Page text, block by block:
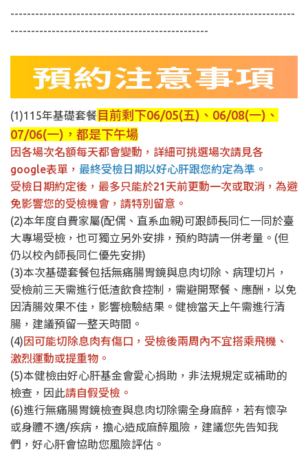
---------------------------------------------------------------------
------------------------------------------------
(1)115年基礎套餐目前剩下06/05(五)、06/08(一)、
07/06(一)，都是下午場
因各場次名額每天都會變動，詳細可挑選場次請見各
google表單， 最終受檢日期以好心肝跟您約定為準。
受檢日期約定後，最多只能於21天前更動一次或取消，為避
免影響您的受檢機會，請特別留意。
(2)本年度自費家屬(配偶、直系血親)可跟師長同仁一同於臺
大專場受檢，也可獨立另外安排，預約時請一併考量。(但
仍以校內師長同仁優先安排)
(3)本次基礎套餐包括無痛腸胃鏡與息肉切除、病理切片，
受檢前三天需進行低渣飲食控制，需避開聚餐、應酬，以免
因清腸效果不佳，影響檢驗結果。健檢當天上午需進行清
腸，建議預留一整天時間。
(4)因可能切除息肉有傷口，受檢後兩周內不宜搭乘飛機、
激烈運動或提重物。
(5)本健檢由好心肝基金會愛心捐助，非法規規定或補助的
檢查，因此請自假受檢。
(6)進行無痛腸胃鏡檢查與息肉切除需全身麻醉，若有懷孕
或身體不適/疾病，擔心造成麻醉風險，建議您先告知我
們，好心肝會協助您風險評估。